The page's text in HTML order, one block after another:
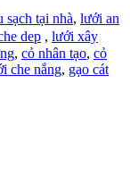
sạch tại nhà, lưới an
dep , lưới xây
, cỏ nhân tạo, cỏ
che nắng, gạo cát